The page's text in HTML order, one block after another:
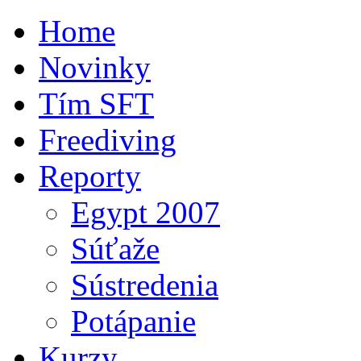
Home
Novinky
Tím SFT
Freediving
Reporty
Egypt 2007
Súťaže
Sústredenia
Potápanie